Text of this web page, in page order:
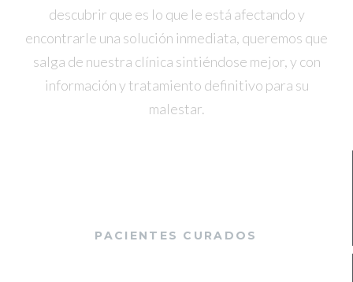
descubrir que es lo que le está afectando y
encontrarle una solución inmediata, queremos que
salga de nuestra clínica sintiéndose mejor, y con
información y tratamiento definitivo para su
malestar.
PACIENTES CURADOS